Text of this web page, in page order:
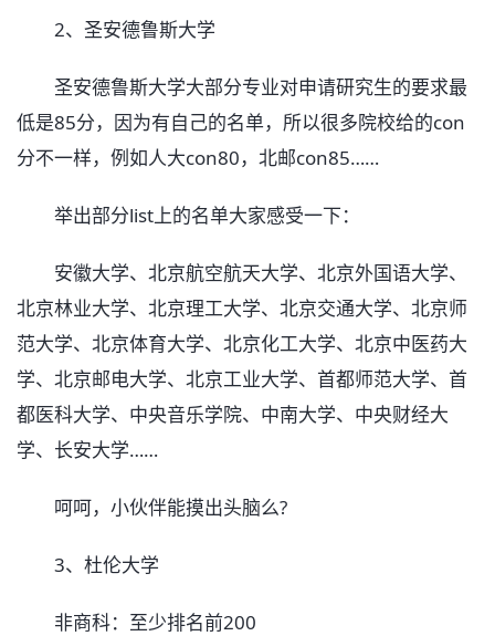
2、圣安德鲁斯大学
圣安德鲁斯大学大部分专业对申请研究生的要求最
低是85分，因为有自己的名单，所以很多院校给的con
分不一样，例如人大con80，北邮con85……
举出部分list上的名单大家感受一下：
安徽大学、北京航空航天大学、北京外国语大学、
北京林业大学、北京理工大学、北京交通大学、北京师
范大学、北京体育大学、北京化工大学、北京中医药大
学、北京邮电大学、北京工业大学、首都师范大学、首
都医科大学、中央音乐学院、中南大学、中央财经大
学、长安大学……
呵呵，小伙伴能摸出头脑么?
3、杜伦大学
非商科：至少排名前200